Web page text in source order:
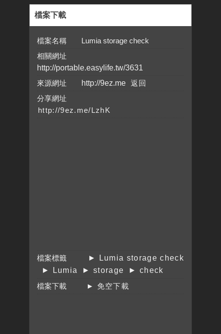
檔案下載
檔案名稱 Lumia storage check
相關網址
http://portable.easylife.tw/3631
來源網址
http://9ez.me
分享網址
檔案標籤
► Lumia storage check
► Lumia
► storage
► check
檔案下載